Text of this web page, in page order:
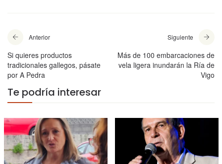
Anterior
Si quieres productos
tradicionales gallegos, pásate
por A Pedra
Siguiente
Más de 100 embarcaciones de
vela ligera inundarán la Ría de
Vigo
Te podría interesar